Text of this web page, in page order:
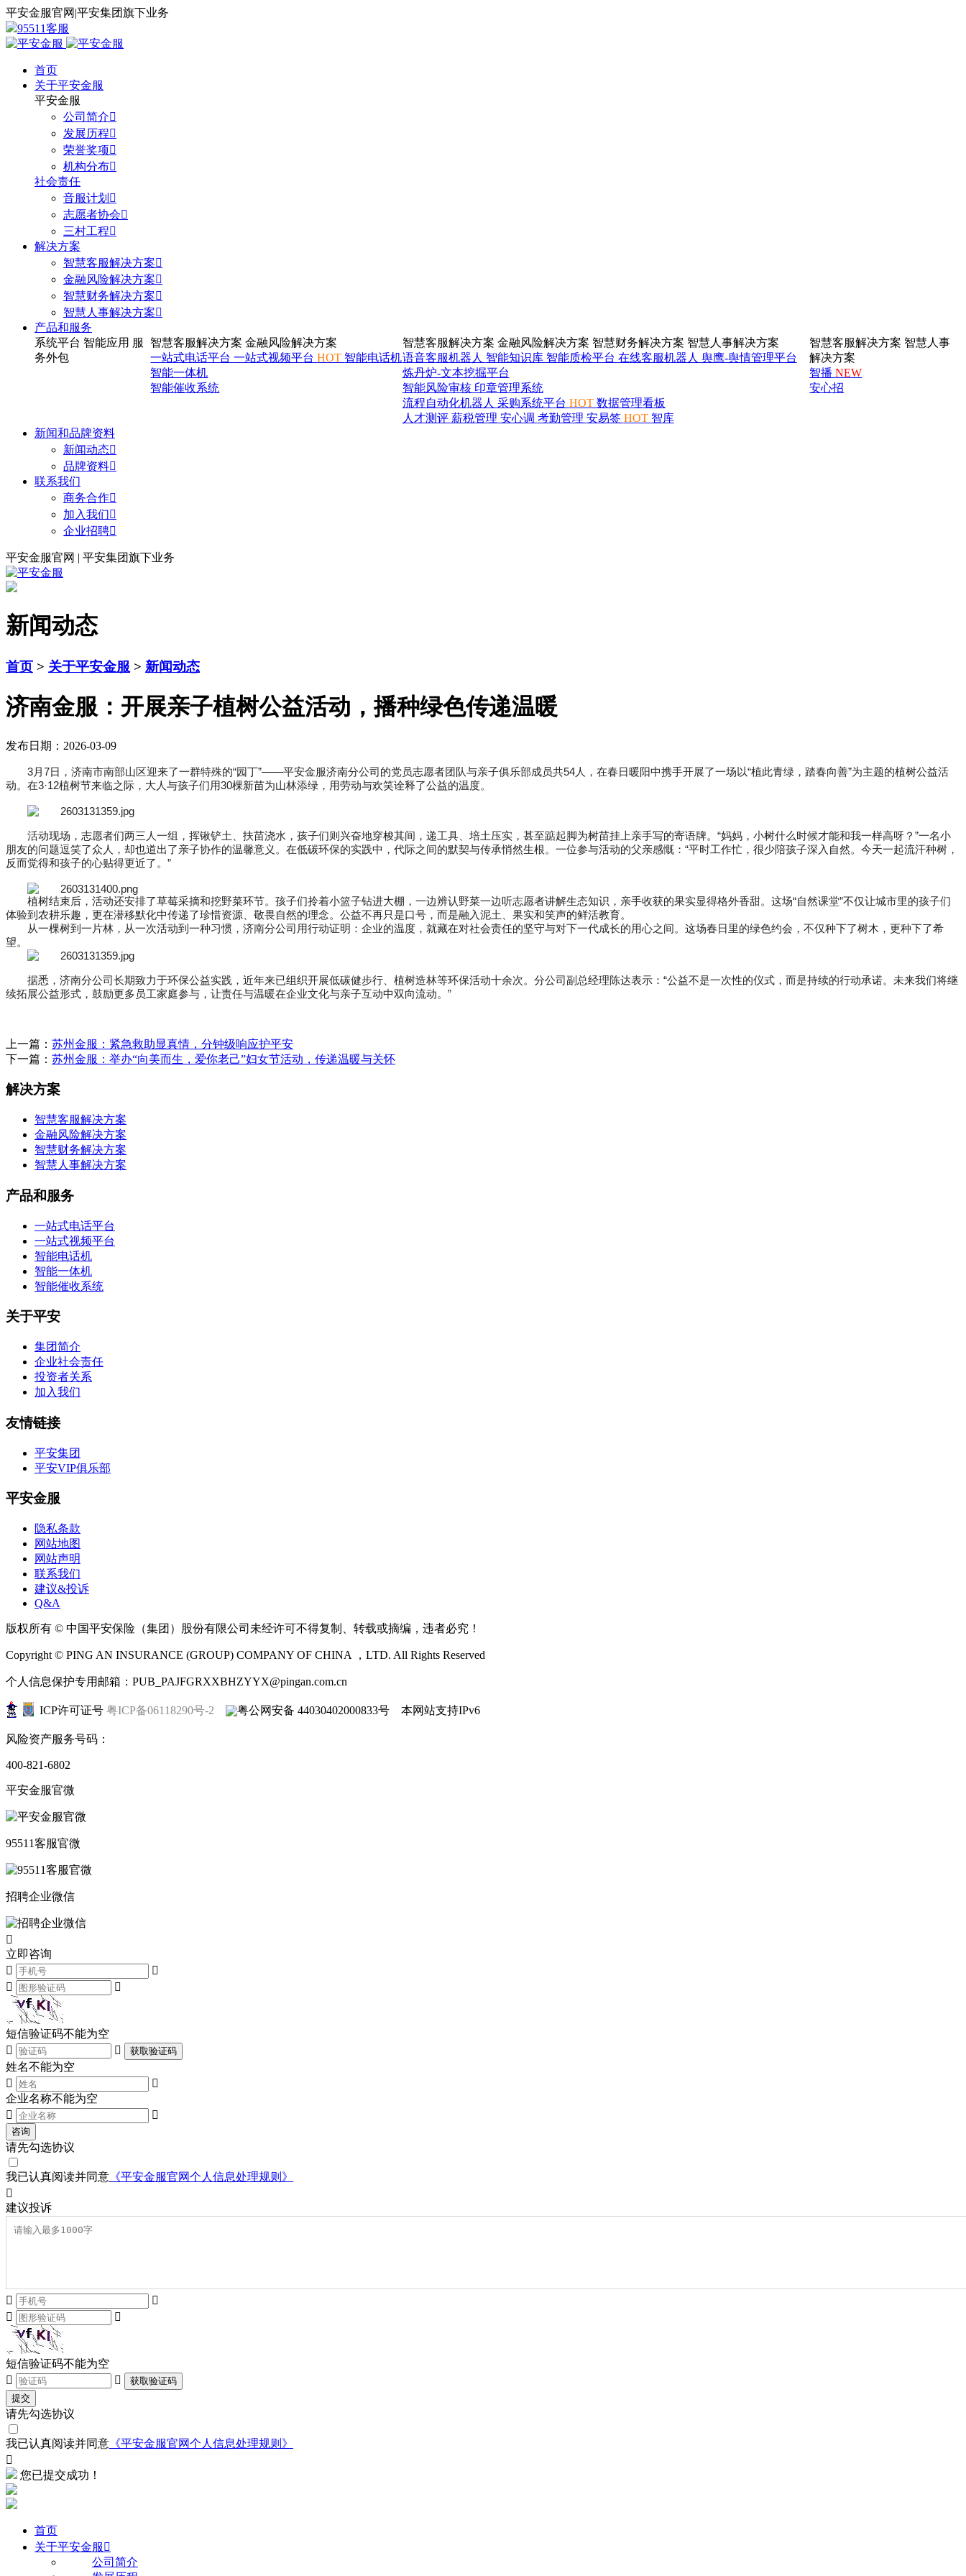
平安金服官网 |平安集团旗下业务
95511客服
首页
关于平安金服
平安金服
公司简介
发展历程
荣誉奖项
机构分布
社会责任
音服计划 
志愿者协会
三村工程
解决方案
智慧客服解决方案
金融风险解决方案
智慧财务解决方案
智慧人事解决方案
产品和服务
系统平台 智能应用 服
务外包
智慧客服解决方案 金融风险解决方案
一站式电话平台一站式视频平台HOT 智能电话机
智能一体机
智能催收系统
智慧客服解决方案 金融风险解决方案 智慧财务解决方案 智慧人事解决方案
语音客服机器人 智能知识库 智能质检平台 在线客服机器人 舆鹰-舆情管理平台
炼丹炉-文本挖掘平台
智能风险审核 印章管理系统
流程自动化机器人 采购系统平台 HOT 数据管理看板
人才测评 薪税管理 安心调 考勤管理 安易签 HOT 智库
智慧客服解决方案 智慧人事
解决方案
智播NEW
安心招
新闻和品牌资料
新闻动态
品牌资料
联系我们
商务合作
加入我们
企业招聘
平安金服官网 | 平安集团旗下业务
新闻动态
首页 > 关于平安金服 > 新闻动态
济南金服：开展亲子植树公益活动，播种绿色传递温暖
发布日期：2026-03-09
3月7日，济南市南部山区迎来了一群特殊的“园丁”——平安金服济南分公司的党员志愿者团队与亲子俱乐部成员共54人，在春日暖阳中携手开展了一场以“植此青绿，踏春向善”为主题的植树公益活
动。在3·12植树节来临之际，大人与孩子们用30棵新苗为山林添绿，用劳动与欢笑诠释了公益的温度。
活动现场，志愿者们两三人一组，挥锹铲土、扶苗浇水，孩子们则兴奋地穿梭其间，递工具、培土压实，甚至踮起脚为树苗挂上亲手写的寄语牌。“妈妈，小树什么时候才能和我一样高呀？”一名小
朋友的问题逗笑了众人，却也道出了亲子协作的温馨意义。在低碳环保的实践中，代际之间的默契与传承悄然生根。一位参与活动的父亲感慨：“平时工作忙，很少陪孩子深入自然。今天一起流汗种树，
反而觉得和孩子的心贴得更近了。”
植树结束后，活动还安排了草莓采摘和挖野菜环节。孩子们拎着小篮子钻进大棚，一边辨认野菜一边听志愿者讲解生态知识，亲手收获的果实显得格外香甜。这场“自然课堂”不仅让城市里的孩子们
体验到农耕乐趣，更在潜移默化中传递了珍惜资源、敬畏自然的理念。公益不再只是口号，而是融入泥土、果实和笑声的鲜活教育。
从一棵树到一片林，从一次活动到一种习惯，济南分公司用行动证明：企业的温度，就藏在对社会责任的坚守与对下一代成长的用心之间。这场春日里的绿色约会，不仅种下了树木，更种下了希
望。
据悉，济南分公司长期致力于环保公益实践，近年来已组织开展低碳健步行、植树造林等环保活动十余次。分公司副总经理陈达表示：“公益不是一次性的仪式，而是持续的行动承诺。未来我们将继
续拓展公益形式，鼓励更多员工家庭参与，让责任与温暖在企业文化与亲子互动中双向流动。”
上一篇： 苏州金服：紧急救助显真情，分钟级响应护平安
下一篇： 苏州金服：举办“向美而生，爱你老己”妇女节活动，传递温暖与关怀
解决方案
智慧客服解决方案
金融风险解决方案
智慧财务解决方案
智慧人事解决方案
产品和服务
一站式电话平台
一站式视频平台
智能电话机
智能一体机
智能催收系统
关于平安
集团简介
企业社会责任
投资者关系
加入我们
友情链接
平安集团
平安VIP俱乐部
平安金服
隐私条款
网站地图
网站声明
联系我们
建议&投诉
Q&A
版权所有 © 中国平安保险（集团）股份有限公司未经许可不得复制、转载或摘编，违者必究！
Copyright © PING AN INSURANCE (GROUP) COMPANY OF CHINA ，LTD. All Rights Reserved
个人信息保护专用邮箱：PUB_PAJFGRXXBHZYYX@pingan.com.cn
ICP许可证号 粤ICP备06118290号-2 粤公网安备 44030402000833号 本网站支持IPv6
风险资产服务号码：
400-821-6802
平安金服官微
95511客服官微
招聘企业微信

立即咨询




短信验证码不能为空

 获取验证码
姓名不能为空


企业名称不能为空


咨询
请先勾选协议
我已认真阅读并同意 《平安金服官网个人信息处理规则》

建议投诉




短信验证码不能为空


获取验证码
提交
请先勾选协议
我已认真阅读并同意 《平安金服官网个人信息处理规则》

您已提交成功！
首页
关于平安金服 
公司简介